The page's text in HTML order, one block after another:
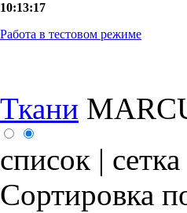
10:13:17
Работа в тестовом режиме
Ткани
список | сетка
Сортировка